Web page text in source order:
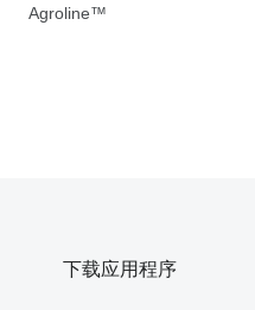
Agroline™
下载应用程序